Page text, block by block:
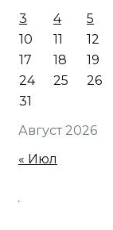
Август 2026
3
4 5
10
11 12
17
18 19
24
25 26
31
« Июл